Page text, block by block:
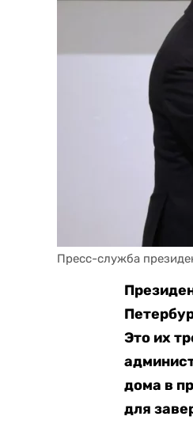
Пресс-служба
Это их
дома в
для